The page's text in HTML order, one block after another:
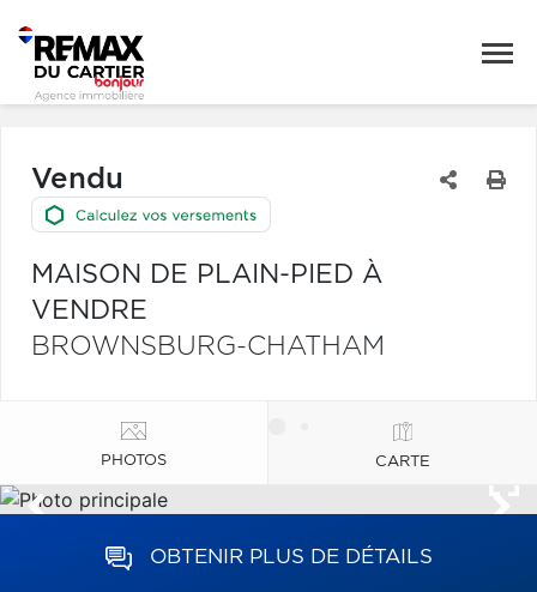
Vendu
MAISON DE PLAIN-PIED À
VENDRE
BROWNSBURG-CHATHAM
PHOTOS CARTE
OBTENIR PLUS DE DÉTAILS